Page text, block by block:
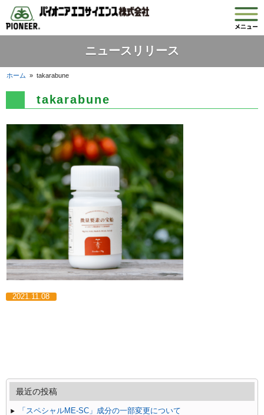
ニュースリリース
ホーム »takarabune
takarabune
2021.11.08
最近の投稿
「スペシャルME-SC」成分の一部変更について